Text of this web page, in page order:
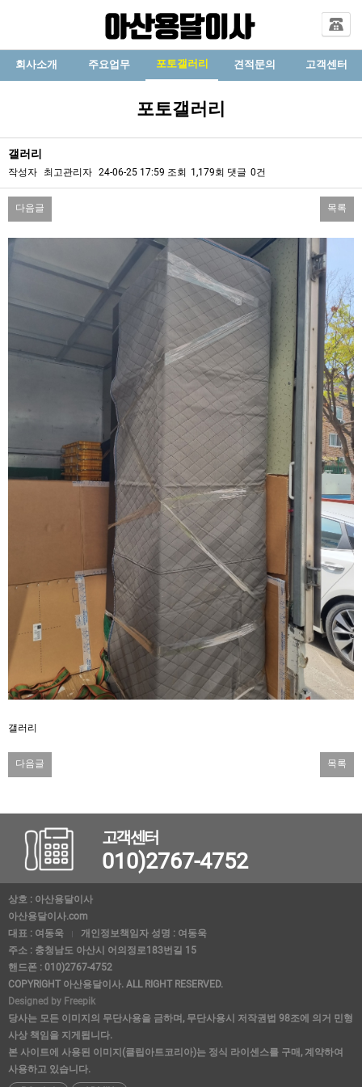
회사소개 주요업무 포토갤러리 견적문의 고객센터
포토갤러리
갤러리
작성자 최고관리자 24-06-25 17:59 조회 1,179회 댓글 0건
다음글 목록
본문
갤러리
다음글 목록
고객센터
010)2767-4752
상호 : 아산용달이사
아산용달이사.com
대표 : 여동욱
개인정보책임자 성명 : 여동욱
주소 : 충청남도 아산시 어의정로183번길 15
핸드폰 : 010)2767-4752
COPYRIGHT 아산용달이사. ALL RIGHT RESERVED.
Designed by Freepik
당사는 모든 이미지의 무단사용을 금하며, 무단사용시 저작권법 98조에 의거 민형
사상 책임을 지게됩니다.
본 사이트에 사용된 이미지(클립아트코리아)는 정식 라이센스를 구매, 계약하여
사용하고 있습니다.